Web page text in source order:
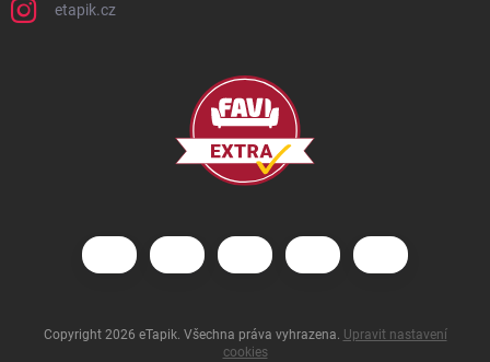
etapik.cz
Copyright 2026 eTapik. Všechna práva vyhrazena. Upravit nastavení
cookies